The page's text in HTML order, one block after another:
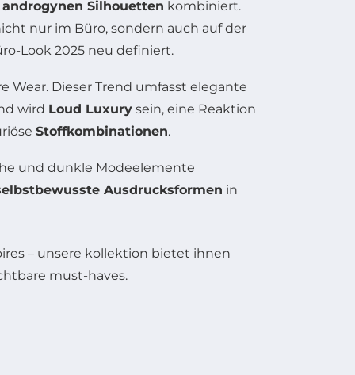
androgynen Silhouetten kombiniert.
nur im Büro, sondern auch auf der
Look 2025 neu definiert.
Wear. Dieser Trend umfasst elegante
wird Loud Luxury sein, eine Reaktion
Stoffkombinationen.
und dunkle Modeelemente
Ausdrucksformen in